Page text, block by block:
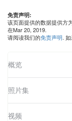
免责声明:
该页面提供的数据提供方
在Mar 20, 2019.
请阅读我们的免责声明.
概览
照片集
视频